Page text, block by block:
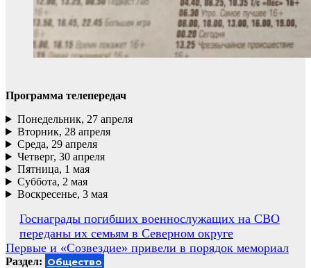
Программа телепередач
Понедельник, 27 апреля
Вторник, 28 апреля
Среда, 29 апреля
Четверг, 30 апреля
Пятница, 1 мая
Суббота, 2 мая
Воскресенье, 3 мая
Навигация
по
записям
Госнаграды погибших военнослужащих на СВО
переданы их семьям в Северном округе
Первые и «Созвездие» привели в порядок мемориал
Раздел: Общество